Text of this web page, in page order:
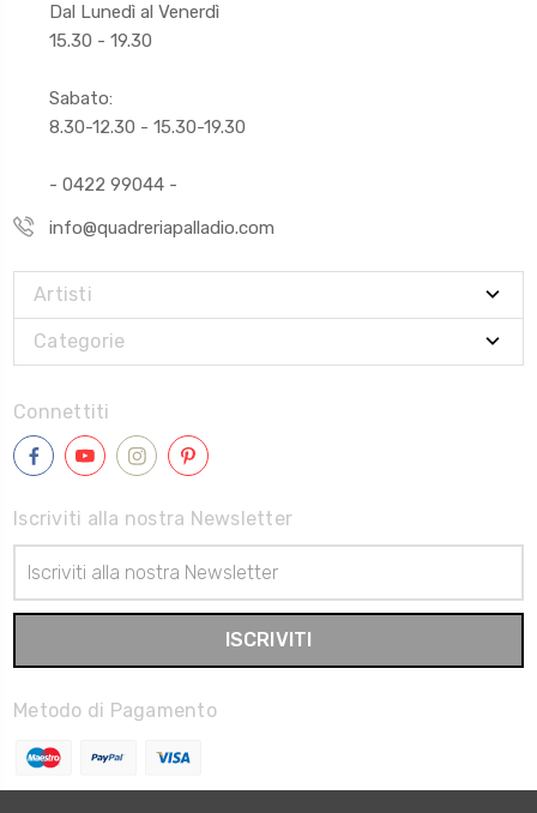
Dal Lunedì al Venerdì
15.30 - 19.30
Sabato:
8.30-12.30 - 15.30-19.30
- 0422 99044 -
info@quadreriapalladio.com
Artisti
Categorie
Connettiti
Iscriviti alla nostra Newsletter
Email
Metodo di Pagamento